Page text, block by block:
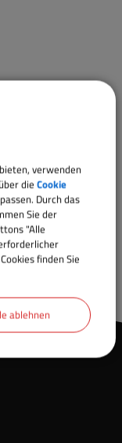
verwenden
die Cookie
Durch das
Sie der
"Alle
finden Sie
ablehnen